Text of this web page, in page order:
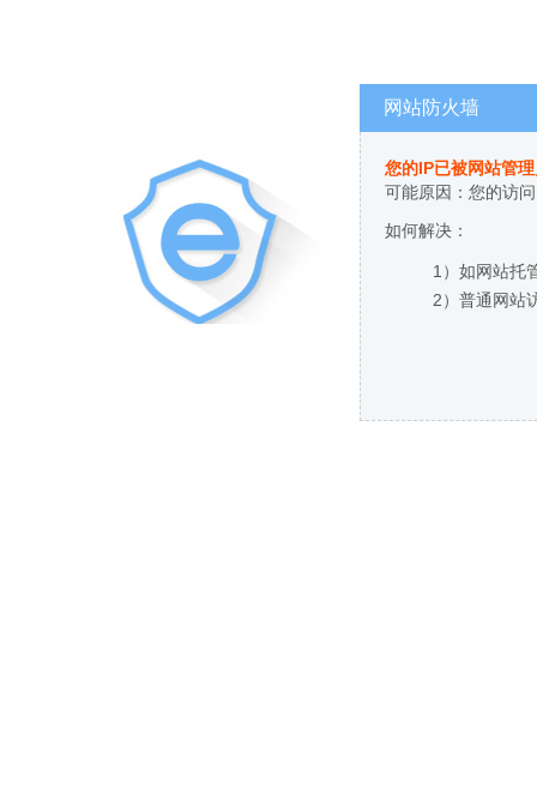
网站防火墙
您的IP已被网站管
可能原因：您的访
如何解决：
1）如网站托
2）普通网站